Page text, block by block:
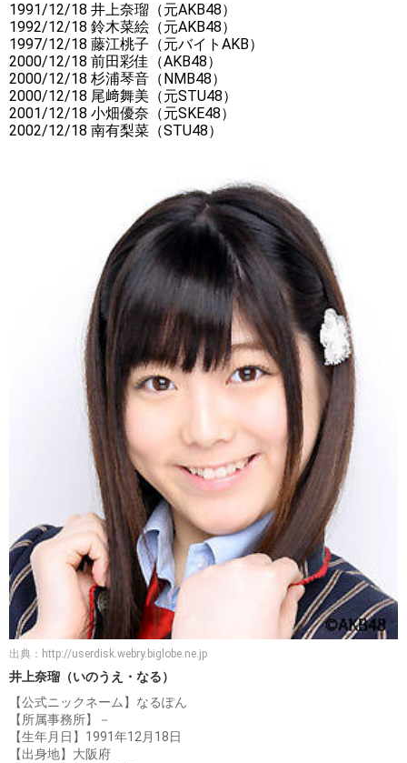
1991/12/18 井上奈瑠（元AKB48）
1992/12/18 鈴木菜絵（元AKB48）
1997/12/18 藤江桃子（元バイトAKB）
2000/12/18 前田彩佳（AKB48）
2000/12/18 杉浦琴音（NMB48）
2000/12/18 尾﨑舞美（元STU48）
2001/12/18 小畑優奈（元SKE48）
2002/12/18 南有梨菜（STU48）
出典： http://userdisk.webry.biglobe.ne.jp
井上奈瑠（いのうえ・なる）
【公式ニックネーム】なるぽん
【所属事務所】－
【生年月日】1991年12月18日
【出身地】大阪府